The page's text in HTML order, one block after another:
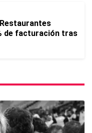
de facturación tras